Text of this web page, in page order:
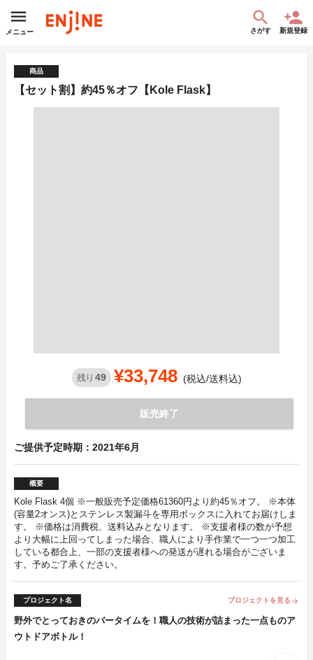
メニュー さがす 新規登録
商品
【セット割】約45％オフ【Kole Flask】
残り 49 ¥33,748 (税込/送料込)
販売終了
ご提供予定時期：2021年6月
概要
Kole Flask 4個 ※一般販売予定価格61360円より約45％オフ。 ※本体
(容量2オンス)とステンレス製漏斗を専用ボックスに入れてお届けしま
す。 ※価格は消費税、送料込みとなります。 ※支援者様の数が予想
より大幅に上回ってしまった場合、職人により手作業で一つ一つ加工
している都合上、一部の支援者様への発送が遅れる場合がございま
す。予めご了承ください。
プロジェクト名 プロジェクトを見る arrow_forward
野外でとっておきのバータイムを！職人の技術が詰まった一点ものア
ウトドアボトル！